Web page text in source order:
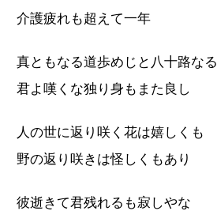
介護疲れも超えて一年
真ともなる道歩めじと八十路なる
君よ嘆くな独り身もまた良し
人の世に返り咲く花は嬉しくも
野の返り咲きは怪しくもあり
彼逝きて君残れるも寂しやな